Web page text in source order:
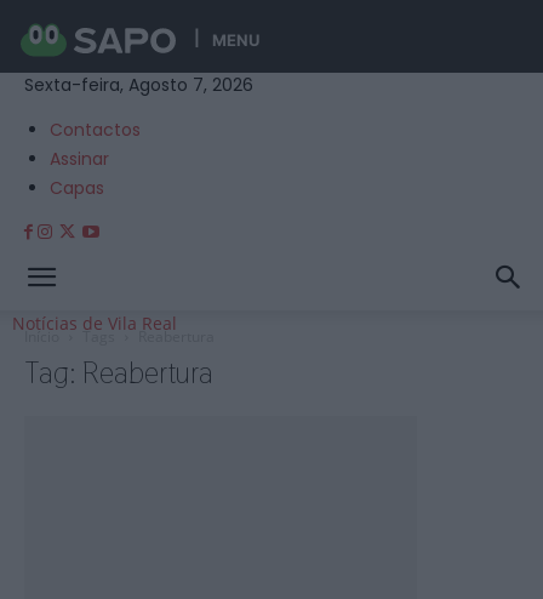
MENU
Sexta-feira, Agosto 7, 2026
Contactos
Assinar
Capas
Notícias de Vila Real
Início Tags Reabertura
Tag: Reabertura